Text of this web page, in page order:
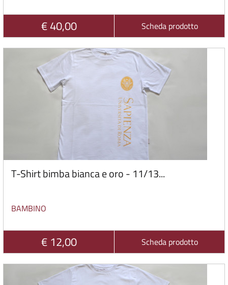
€ 40,00 Scheda prodotto
T-Shirt bimba bianca e oro - 11/13...
BAMBINO
€ 12,00 Scheda prodotto